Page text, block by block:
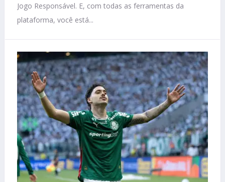
Jogo Responsável. E, com todas as ferramentas da
plataforma, você está...